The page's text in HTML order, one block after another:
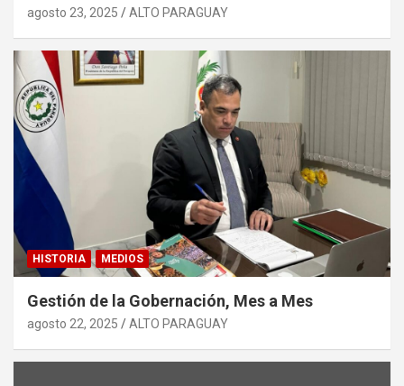
agosto 23, 2025 ALTO PARAGUAY
HISTORIA MEDIOS
Gestión de la Gobernación, Mes a Mes
agosto 22, 2025 ALTO PARAGUAY